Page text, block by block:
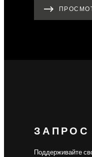
ЗАПРОС
Поддерживайте